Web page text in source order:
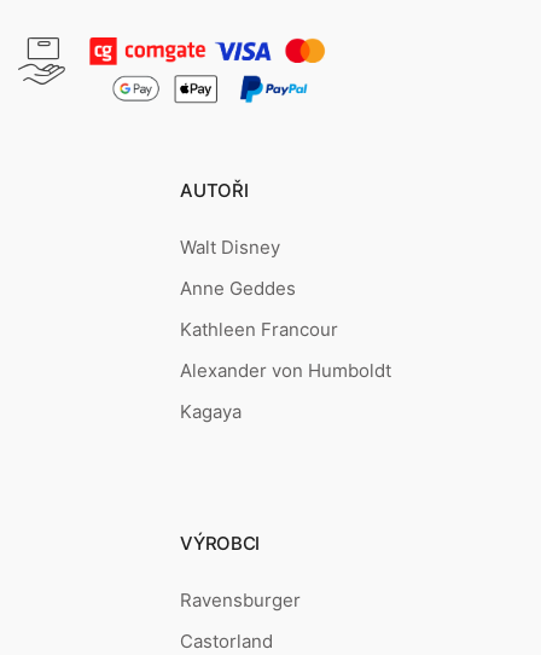
AUTOŘI
Walt Disney
Anne Geddes
Kathleen Francour
Alexander von Humboldt
Kagaya
VÝROBCI
Ravensburger
Castorland